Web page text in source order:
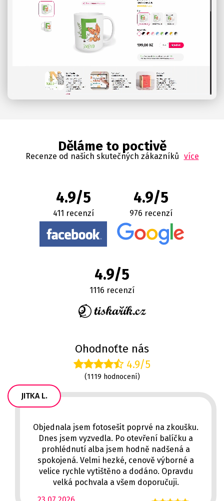
Děláme to poctivě
Recenze od našich skutečných zákazníků více
4.9/5
411 recenzí
4.9/5
976 recenzí
4.9/5
1116 recenzí
Ohodnoťte nás
4.9/5
(1119 hodnocení)
JITKA L.
Objednala jsem fotosešit poprvé na zkoušku.
Dnes jsem vyzvedla. Po otevření balíčku a
prohlédnutí alba jsem hodně nadšená a
spokojená. Velmi hezké, cenově výborné a
velice rychle vytištěno a dodáno. Opravdu
velká pochvala a všem doporučuji.